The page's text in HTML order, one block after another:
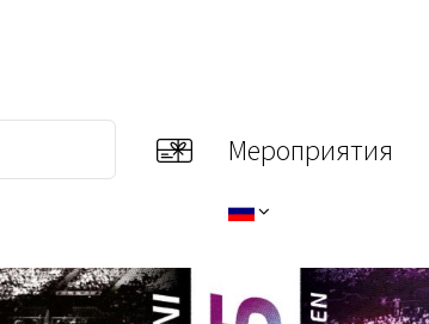
Мероприятия